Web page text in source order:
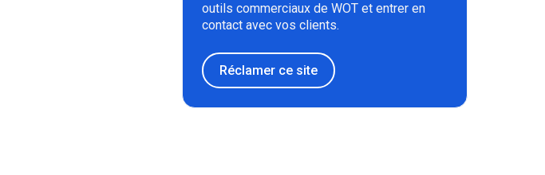
outils commerciaux de WOT et entrer en
contact avec vos clients.
Réclamer ce site